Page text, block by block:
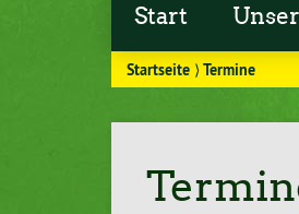
Start
Startseite ⟩Termine